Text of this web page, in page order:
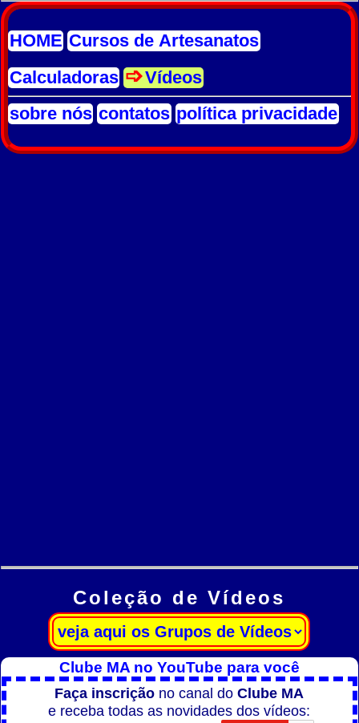
HOME Cursos de Artesanatos
Calculadoras
Vídeos
sobre nós contatos política privacidade
Coleção de Vídeos
Clube MA no YouTube para você
Faça inscrição no canal doClube MA
e receba todas as novidades dos vídeos: